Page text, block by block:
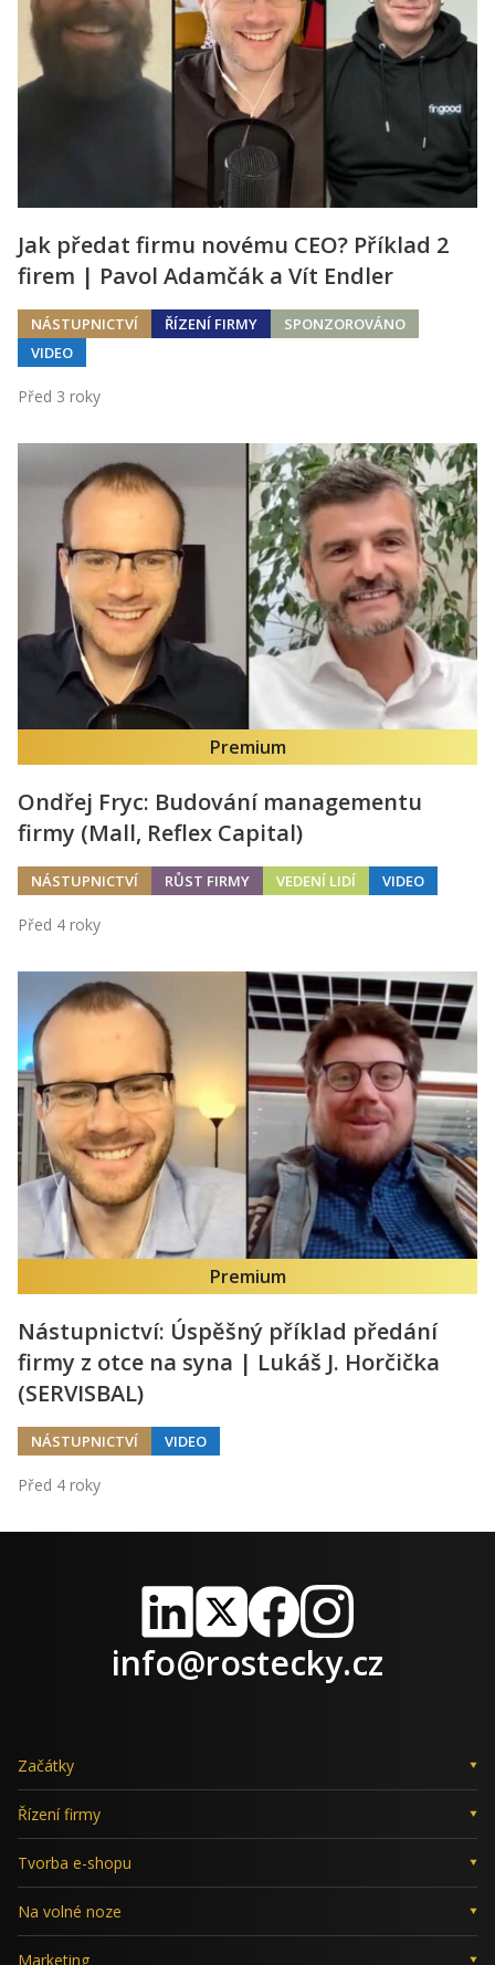
Jak předat firmu novému CEO? Příklad 2
firem | Pavol Adamčák a Vít Endler
NÁSTUPNICTVÍ ŘÍZENÍ FIRMY
SPONZOROVÁNO
VIDEO
Před 3 roky
Premium
Ondřej Fryc: Budování managementu
firmy (Mall, Reflex Capital)
NÁSTUPNICTVÍ RŮST FIRMY VEDENÍ LIDÍ VIDEO
Před 4 roky
Premium
Nástupnictví: Úspěšný příklad předání
firmy z otce na syna | Lukáš J. Horčička
(SERVISBAL)
NÁSTUPNICTVÍ VIDEO
Před 4 roky
LinkedIn
X FacebookInstagram
info@rostecky.cz
Začátky
Řízení firmy
Tvorba e-shopu
Na volné noze
Marketing